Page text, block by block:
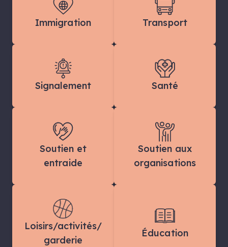
Immigration Transport
Signalement Santé
Soutien et
entraide
Soutien aux
organisations
Loisirs/activités/
garderie
Éducation